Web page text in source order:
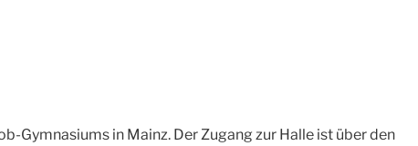
Gymnasiums in Mainz. Der Zugang zur Halle ist über den